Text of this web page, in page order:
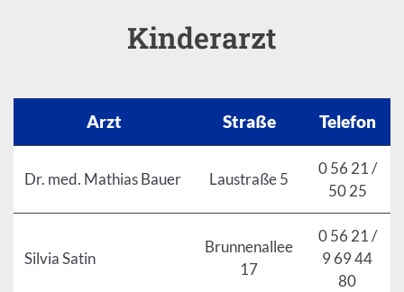
Kinderarzt
Arzt Straße Telefon
Dr. med. Mathias Bauer Laustraße 5
0 56 21 /
50 25
Silvia Satin
Brunnenallee
17
0 56 21 /
9 69 44
80